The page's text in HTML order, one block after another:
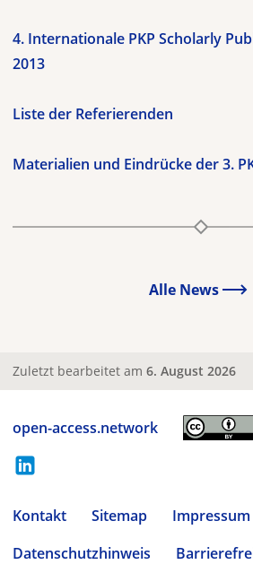
4. Internationale PKP Scholarly
2013
Liste der Referierenden
Materialien und Eindrücke der 3.
Alle News
Zuletzt bearbeitet am 6. August 2026
open-access.network
Kontakt Sitemap
Impressum
Datenschutzhinweis